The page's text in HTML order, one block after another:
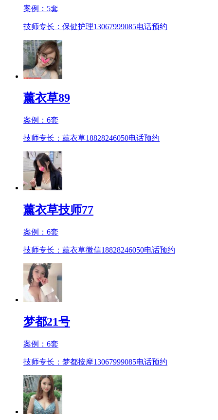
案例： 5套
技师专长：保健护理13067999085电话预约
薰衣草89
案例： 6套
技师专长：薰衣草18828246050电话预约
薰衣草技师77
案例： 6套
技师专长：薰衣草微信18828246050电话预约
梦都21号
案例： 6套
技师专长：梦都按摩13067999085电话预约